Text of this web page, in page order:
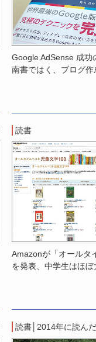
Google AdSense 成
南書ではく、ブログ作
読書
Amazonが「オールタ
を発表、中学生はほ
読書 2014年に読ん